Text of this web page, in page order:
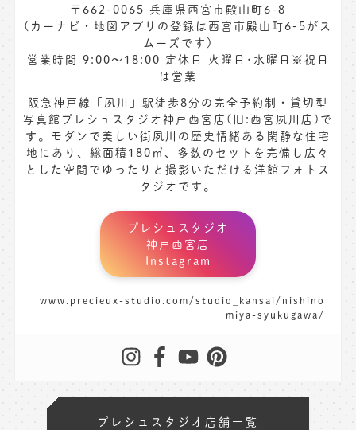
〒662-0065 兵庫県西宮市殿山町6-8
(カーナビ・地図アプリの登録は西宮市殿山町6-5がス
ムーズです)
営業時間 9:00〜18:00 定休日 火曜日･水曜日※祝日
は営業
阪急神戸線「夙川」駅徒歩8分の完全予約制・貸切型
写真館プレシュスタジオ神戸西宮店(旧:西宮夙川店)で
す。モダンで美しい街夙川の歴史情緒ある閑静な住宅
地にあり、総面積180㎡、多数のセットを完備し広々
とした空間でゆったりと撮影いただける洋館フォトス
タジオです。
プレシュスタジオ
神戸西宮店
Instagram
www.precieux-studio.com/studio_kansai/nishino
miya-syukugawa/
プレシュスタジオ店舗一覧